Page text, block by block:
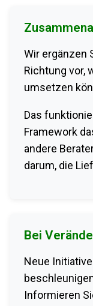
Wir ergänzen
Richtung vor,
umsetzen
Das
Framework
andere
darum, die
Bei
Neue
Informieren